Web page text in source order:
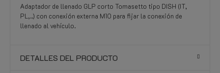
Adaptador de llenado GLP corto Tomasetto tipo DISH (IT,
PL,..) con conexión externa M10 para fijar la conexión de
llenado al vehículo.
DETALLES DEL PRODUCTO